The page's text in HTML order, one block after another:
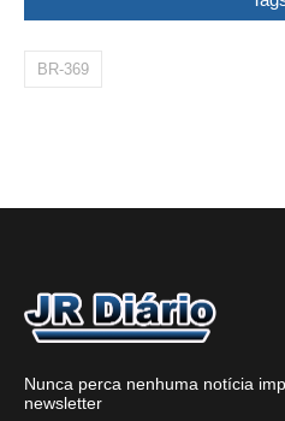
BR-369
Nunca perca nenhuma notícia
newsletter